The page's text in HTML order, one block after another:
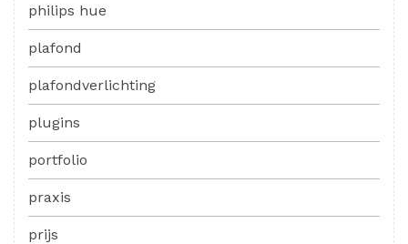
philips hue
plafond
plafondverlichting
plugins
portfolio
praxis
prijs